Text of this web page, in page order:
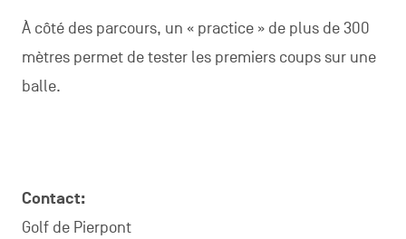
À côté des parcours, un « practice » de plus de 300
mètres permet de tester les premiers coups sur une
balle.
Contact:
Golf de Pierpont